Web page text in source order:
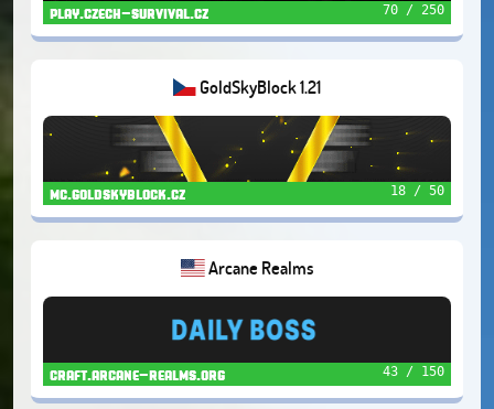
play.czech-survival.cz 70 / 250
GoldSkyBlock 1.21
mc.goldskyblock.cz 18 / 50
Arcane Realms
craft.arcane-realms.org 43 / 150